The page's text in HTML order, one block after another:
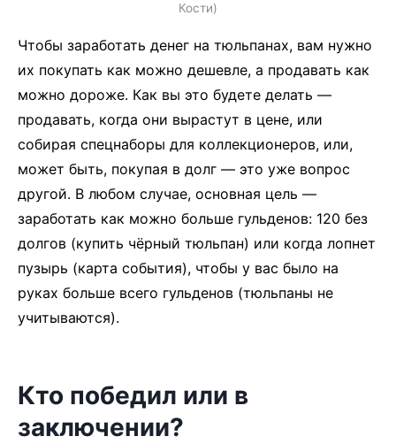
Кости)
Чтобы заработать денег на тюльпанах, вам нужно
их покупать как можно дешевле, а продавать как
можно дороже. Как вы это будете делать —
продавать, когда они вырастут в цене, или
собирая спецнаборы для коллекционеров, или,
может быть, покупая в долг — это уже вопрос
другой. В любом случае, основная цель —
заработать как можно больше гульденов: 120 без
долгов (купить чёрный тюльпан) или когда лопнет
пузырь (карта события), чтобы у вас было на
руках больше всего гульденов (тюльпаны не
учитываются).
Кто победил или в
заключении?